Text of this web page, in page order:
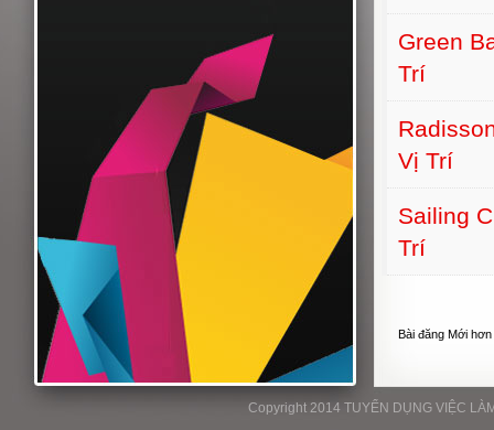
Green
Trí
Vị Trí
Sailing
Trí
Bài đăng Mới hơn
Copyright 2014 TUYỂN DỤNG VIỆC